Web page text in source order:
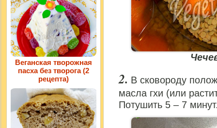
В сковороду
масла гхи (или
Потушить 5 – 7
Веганская творожная
пасха без творога (2
рецепта)